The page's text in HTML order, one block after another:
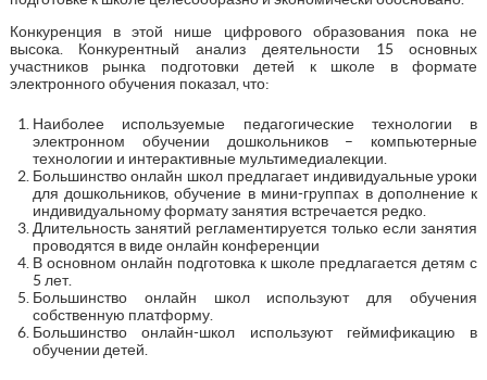
Конкуренция в этой нише цифрового образования пока не
высока. Конкурентный анализ деятельности 15 основных
участников рынка подготовки детей к школе в формате
электронного обучения показал, что:
Наиболее используемые педагогические технологии в
электронном обучении дошкольников – компьютерные
технологии и интерактивные мультимедиалекции.
Большинство онлайн школ предлагает индивидуальные уроки
для дошкольников, обучение в мини-группах в дополнение к
индивидуальному формату занятия встречается редко.
Длительность занятий регламентируется только если занятия
проводятся в виде онлайн конференции
В основном онлайн подготовка к школе предлагается детям с
5 лет.
Большинство онлайн школ используют для обучения
собственную платформу.
Большинство онлайн-школ используют геймификацию в
обучении детей.